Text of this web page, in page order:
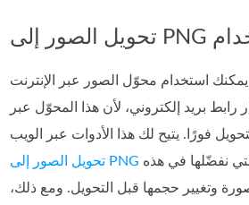
رابط بريد إلكتروني، لأن هذا المحوّل عبر
فورًا. يتيح لك هذا الأدوات عبر الويب
تحويل الصور إلى PNG
وتغيير حجمها قبل التحويل. ومع ذلك،